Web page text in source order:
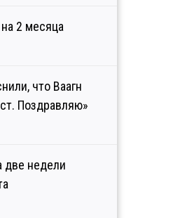
2 месяца
что Ваагн
Поздравляю»
две недели